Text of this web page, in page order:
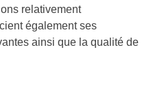
relativement
également ses
ainsi que la qualité de